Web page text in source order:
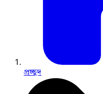
প্রচ্ছদ